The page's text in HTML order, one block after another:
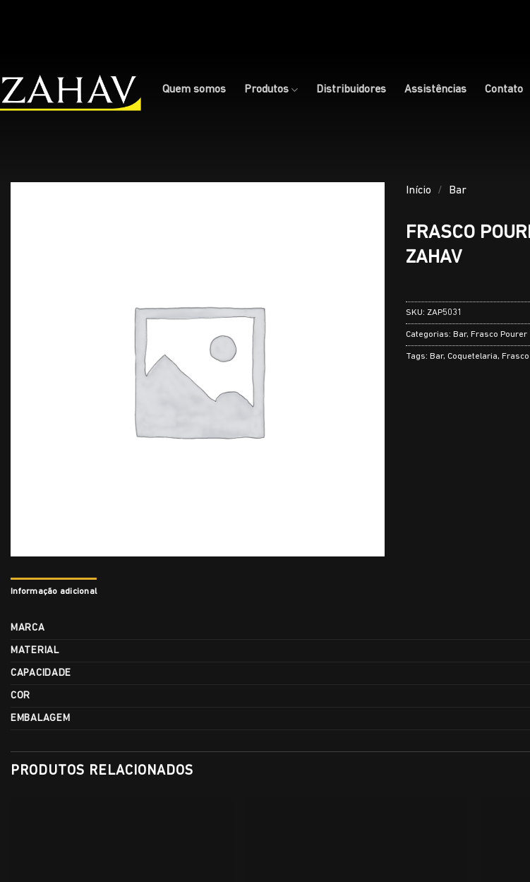
Quem somos Produtos Distribuidores Assistências Contato
Início / Bar
FRASCO
ZAHAV
SKU: ZAP5031
Categorias: Bar, Frasco Pourer
Tags: Bar, Coquetelaria,
Informação adicional
MARCA
MATERIAL
CAPACIDADE
COR
EMBALAGEM
PRODUTOS RELACIONADOS